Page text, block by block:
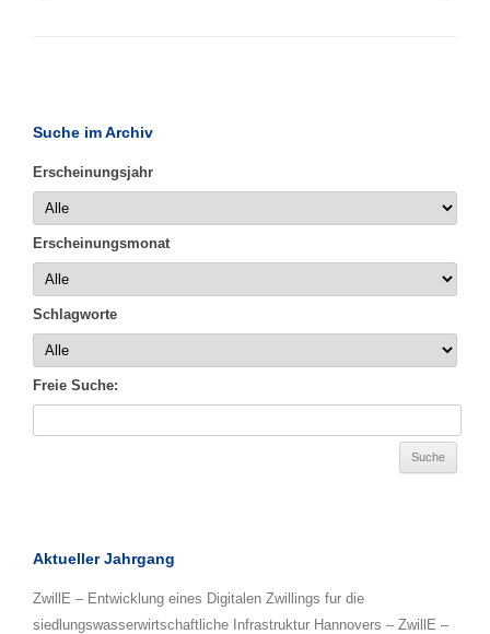
Suche im Archiv
Erscheinungsjahr
Erscheinungsmonat
Schlagworte
Freie Suche:
Aktueller Jahrgang
ZwillE – Entwicklung eines Digitalen Zwillings fur die
siedlungswasserwirtschaftliche Infrastruktur Hannovers – ZwillE –